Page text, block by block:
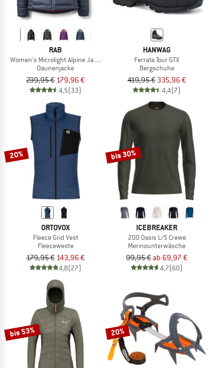
RAB
Women's Microlight Alpine Jacket
Daunenjacke
239,95 € 179,96 €
4,5(33)
HANWAG
Ferrata Tour GTX
Bergschuhe
419,95 € 335,96 €
4,4(7)
20%
ORTOVOX
Fleece Grid Vest
Fleeceweste
179,95 € 143,96 €
4,8(27)
bis 30%
ICEBREAKER
200 Oasis L/S Crewe
Merinounterwäsche
99,95 € ab 69,97 €
4,7(60)
bis 53% 20%